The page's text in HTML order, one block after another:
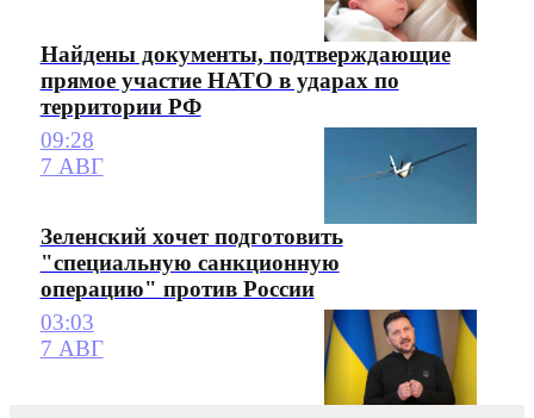
Найдены документы, подтверждающие
прямое участие НАТО в ударах по
территории РФ
09:28
7 АВГ
Зеленский хочет подготовить
"специальную санкционную
операцию" против России
03:03
7 АВГ